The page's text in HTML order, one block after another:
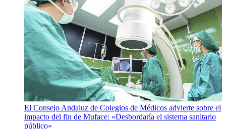
El Consejo Andaluz de Colegios de Médicos advierte sobre el
impacto del fin de Muface: «Desbordaría el sistema sanitario
público»